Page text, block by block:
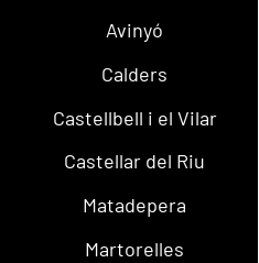
Avinyó
Calders
Castellbell i el Vilar
Castellar del Riu
Matadepera
Martorelles